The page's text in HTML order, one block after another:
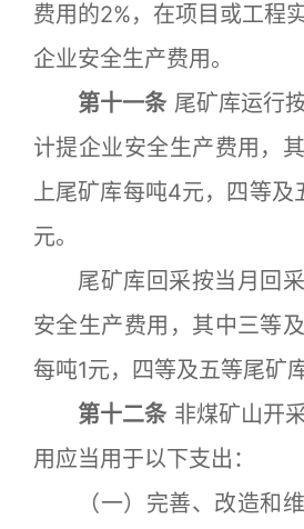
费用的2%，在项目或工程
企业安全生产费用。
第十一条 尾矿库运行
计提企业安全生产费用，
上尾矿库每吨4元，四等及
元。
尾矿库回采按当月回采
安全生产费用，其中三等
每吨1元，四等及五等尾矿
第十二条 非煤矿山开
用应当用于以下支出：
（一）完善、改造和维